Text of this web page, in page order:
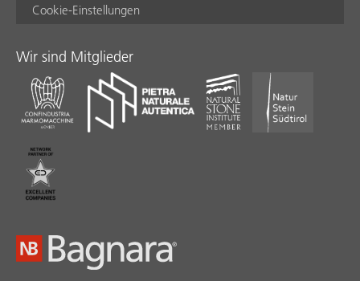
Cookie-Einstellungen
Wir sind Mitglieder